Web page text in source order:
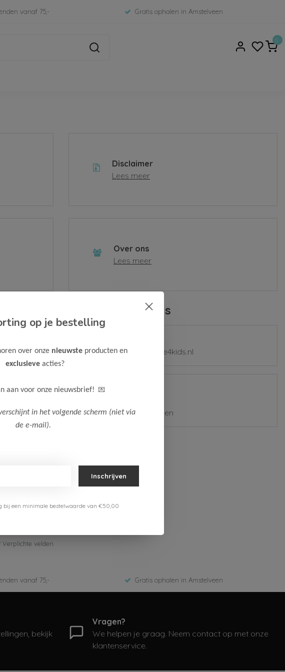
vanaf 75,- Gratis ophalen in Amstelveen
0
Disclaimer
Lees meer
Over ons
Lees meer
via
Verplichte velden
Contactgegevens
mail@samplesale4kids.nl
Adres
1185 ZZ Amstelveen
vanaf 75,- Gratis ophalen in Amstelveen
bekijk
Vragen?
We helpen je graag. Neem contact op met onze
klantenservice.
op je bestelling
over onze nieuwste producten en
exclusieve acties?
aan voor onze nieuwsbrief! 💌
in het volgende scherm (niet via
de e-mail).
Inschrijven
bij een minimale bestelwaarde van €50,00